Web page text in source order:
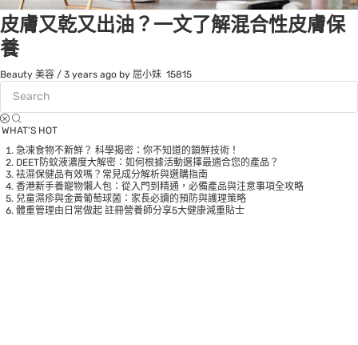
皮膚又乾又出油？一文了解混合性皮膚保
養
Beauty 美容 / 3 years ago by 屈小妹 15815
WHAT’S HOT
急凍食物不新鮮？ 科學揭密：你不知道的鎖鮮技術！
DEET防蚊液濃度大解密：如何根據活動選擇最適合您的產品？
袪濕保健品有效嗎？常見成分解析與選購指南
香港新手養寵物懶人包：從入門到精通，必備產品與注意事項全攻略
兒童濕疹與金黃葡萄球菌：家長必讀的預防與護理策略
體重管理由日常做起 註冊營養師分享5大健康減重貼士